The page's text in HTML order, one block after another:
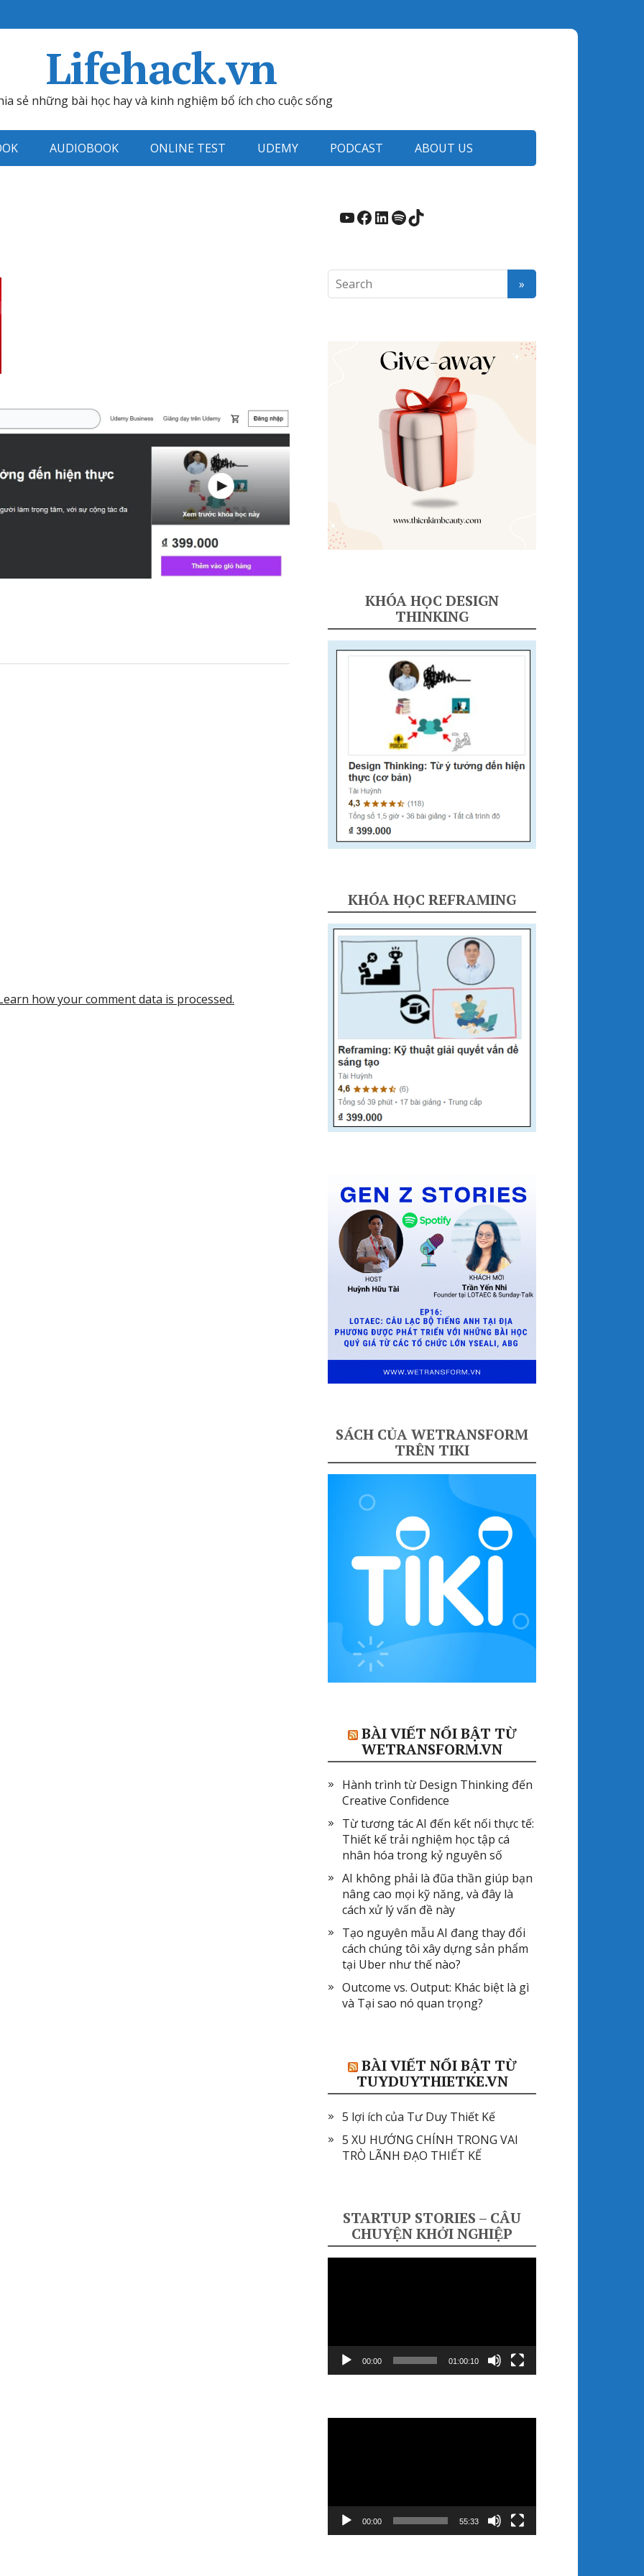
Lifehack.vn
sẻ những bài học hay và kinh nghiệm bổ ích cho cuộc sống
AUDIOBOOK ONLINE TEST UDEMY PODCAST ABOUT US
how your comment data is processed.
YouTube
Facebook
LinkedIn
Spotify
TikTok
KHÓA HỌC DESIGN
THINKING
KHÓA HỌC REFRAMING
SÁCH CỦA WETRANSFORM
TRÊN TIKI
BÀI VIẾT NỔI BẬT TỪ
WETRANSFORM.VN
Hành trình từ Design Thinking đến
Creative Confidence
Từ tương tác AI đến kết nối thực tế:
Thiết kế trải nghiệm học tập cá
nhân hóa trong kỷ nguyên số
AI không phải là đũa thần giúp bạn
nâng cao mọi kỹ năng, và đây là
cách xử lý vấn đề này
Tạo nguyên mẫu AI đang thay đổi
cách chúng tôi xây dựng sản phẩm
tại Uber như thế nào?
Outcome vs. Output: Khác biệt là gì
và Tại sao nó quan trọng?
BÀI VIẾT NỔI BẬT TỪ
TUYDUYTHIETKE.VN
5 lợi ích của Tư Duy Thiết Kế
5 XU HƯỚNG CHÍNH TRONG VAI
TRÒ LÃNH ĐẠO THIẾT KẾ
STARTUP STORIES – CÂU
CHUYỆN KHỞI NGHIỆP
00:00 01:00:10
00:00 55:33